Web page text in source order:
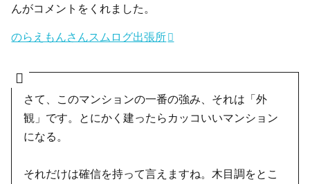
んがコメントをくれました。
のらえもんさんスムログ出張所
さて、このマンションの一番の強み、それは「外
観」です。とにかく建ったらカッコいいマンション
になる。
それだけは確信を持って言えますね。木目調をとこ